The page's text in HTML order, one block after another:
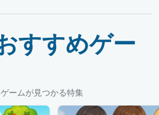
すすめゲー
ームが見つかる特集